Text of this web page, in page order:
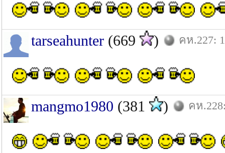
tarseahunter (669 ) คห.227:
mangmo1980 (381 ) คห